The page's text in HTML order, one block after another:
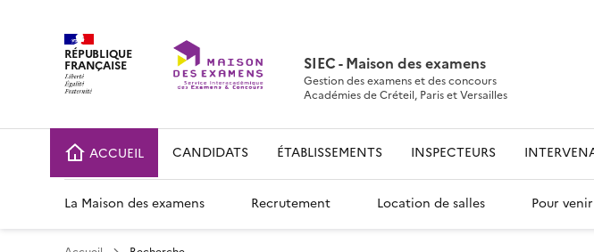
RÉPUBLIQUE
FRANÇAISE SIEC - Maison des examens
Gestion des examens et des concours
Académies de Créteil, Paris et Versailles
ACCUEIL CANDIDATS ÉTABLISSEMENTS INSPECTEURS
La Maison des examens Recrutement Location de salles Pour venir